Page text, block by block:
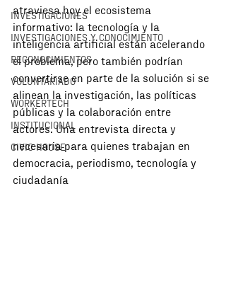
INVESTIGACIONES
INVESTIGACIONES Y CONOCIMIENTO
RECONOCIMIENTOS
VOLUNTARIADO
WORKERTECH
INSTITUCIONAL
CIVIC HOUSE
atraviesa hoy el ecosistema
informativo: la tecnología y la
inteligencia artificial están acelerando
el problema, pero también podrían
convertirse en parte de la solución si se
alinean la investigación, las políticas
públicas y la colaboración entre
actores. Una entrevista directa y
necesaria para quienes trabajan en
democracia, periodismo, tecnología y
ciudadanía